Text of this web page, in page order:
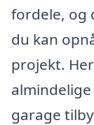
fordele, og
du kan
projekt.
garage